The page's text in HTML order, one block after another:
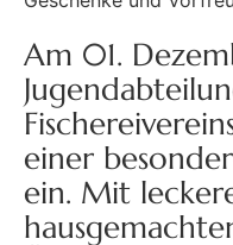
Am 01.
einer
ein. Mit